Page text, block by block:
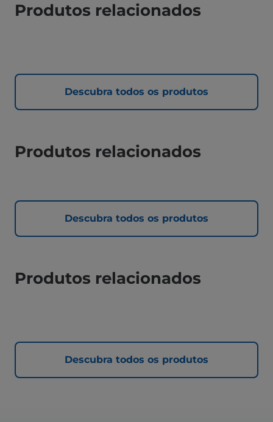
Produtos relacionados
Descubra todos os produtos
Produtos relacionados
Descubra todos os produtos
Produtos relacionados
Descubra todos os produtos